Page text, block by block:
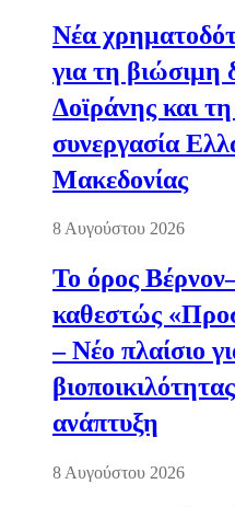
Νέα
για τη βιώσιμη
Δοϊράνης και
συνεργασία
Μακεδονίας
8 Αυγούστου 2026
Το όρος
καθεστώς
– Νέο πλαίσιο
ανάπτυξη
8 Αυγούστου 2026